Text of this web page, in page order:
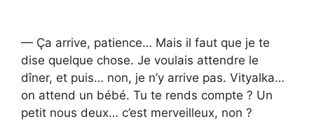
— Ça arrive, patience… Mais il faut que je te
dise quelque chose. Je voulais attendre le
dîner, et puis… non, je n’y arrive pas. Vityalka…
on attend un bébé. Tu te rends compte ? Un
petit nous deux… c’est merveilleux, non ?